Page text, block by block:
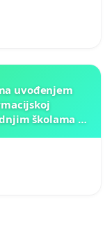
uvođenjem
školama u